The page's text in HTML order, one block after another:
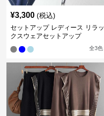
¥3,300 (税込)
セットアップ レディース リラッ
クスウェアセットアップ
全3色